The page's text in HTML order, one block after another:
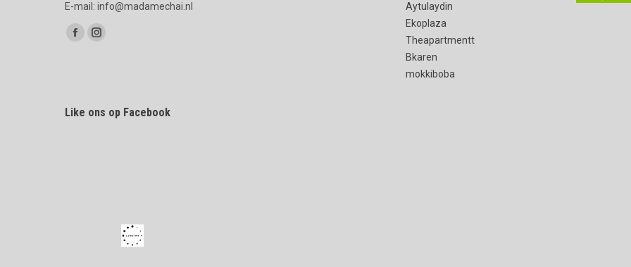
E-mail: info@madamechai.nl
Vind ons op:
Facebook
new
Instagram
new
Aytulaydin
Ekoplaza
Theapartmentt
Bkaren
mokkiboba
Like ons op Facebook